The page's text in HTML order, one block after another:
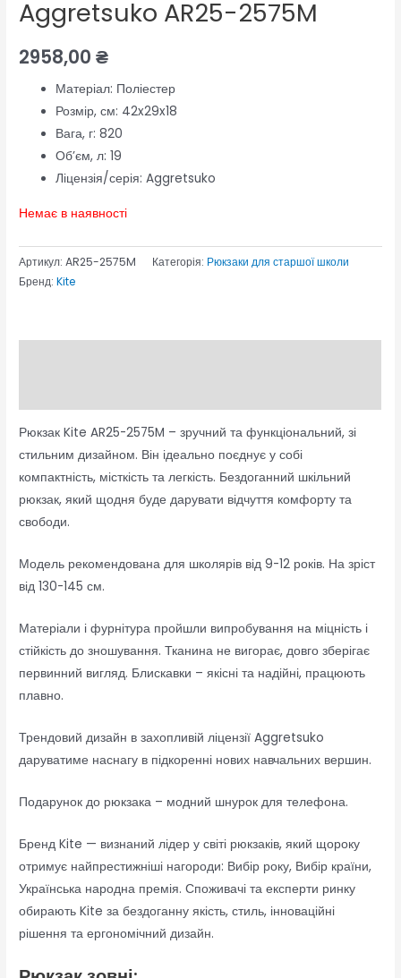
Aggretsuko AR25-2575M
2958,00₴
Матеріал: Поліестер
Розмір, см: 42x29x18
Вага, г:820
Об’єм, л:19
Ліцензія/серія:Aggretsuko
Немає в наявності
Артикул:AR25-2575M Категорія: Рюкзаки для старшої школи
Бренд:Kite
Рюкзак Kite AR25-2575M – зручний та функціональний, зі
стильним дизайном. Він ідеально поєднує у собі
компактність, місткість та легкість. Бездоганний шкільний
рюкзак, який щодня буде дарувати відчуття комфорту та
свободи.
Модель рекомендована для школярів від 9-12 років. На зріст
від 130-145 см.
Матеріали і фурнітура пройшли випробування на міцність і
стійкість до зношування. Тканина не вигорає, довго зберігає
первинний вигляд. Блискавки – якісні та надійні, працюють
плавно.
Трендовий дизайн в захопливій ліцензії Aggretsuko
даруватиме наснагу в підкоренні нових навчальних вершин.
Подарунок до рюкзака – модний шнурок для телефона.
Бренд Kite — визнаний лідер у світі рюкзаків, який щороку
отримує найпрестижніші нагороди: Вибір року, Вибір країни,
Українська народна премія. Споживачі та експерти ринку
обирають Kite за бездоганну якість, стиль, інноваційні
рішення та ергономічний дизайн.